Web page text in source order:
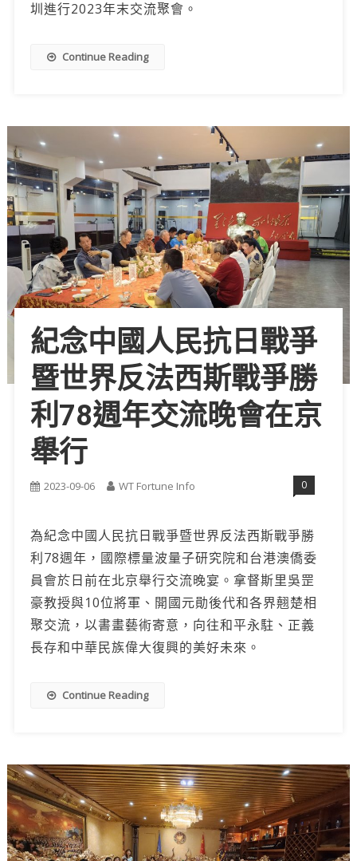
圳進行2023年末交流聚會。
Continue Reading
紀念中國人民抗日戰爭
暨世界反法西斯戰爭勝
利78週年交流晚會在京
舉行
2023-09-06 WT Fortune Info 0
為紀念中國人民抗日戰爭暨世界反法西斯戰爭勝
利78週年，國際標量波量子研究院和台港澳僑委
員會於日前在北京舉行交流晚宴。拿督斯里吳罡
豪教授與10位將軍、開國元勛後代和各界翹楚相
聚交流，以書畫藝術寄意，向往和平永駐、正義
長存和中華民族偉大復興的美好未來。
Continue Reading